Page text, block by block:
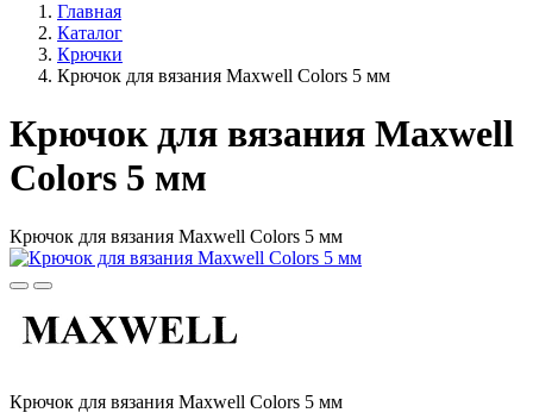
Главная
Каталог
Крючки
Крючок для вязания Maxwell Colors 5 мм
Крючок для вязания Maxwell
Colors 5 мм
Крючок для вязания Maxwell Colors 5 мм
Крючок для вязания Maxwell Colors 5 мм